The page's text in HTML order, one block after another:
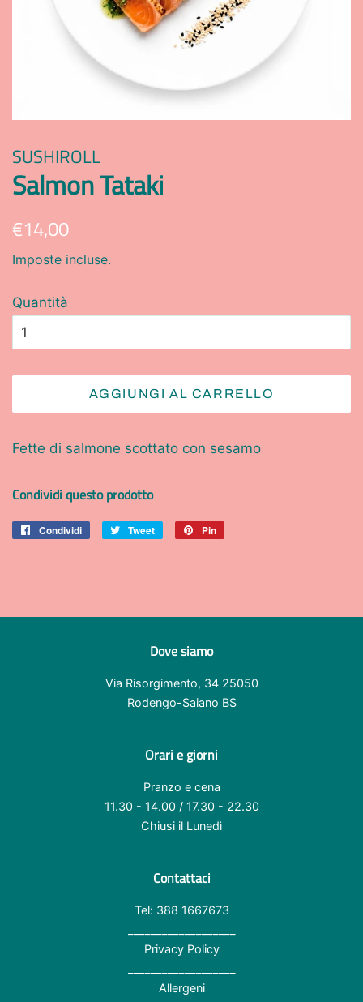
SUSHIROLL
Salmon Tataki
Prezzo
listino
€14,00
Imposte incluse.
Quantità
AGGIUNGI AL CARRELLO
Fette di salmone scottato con sesamo
Condividi questo prodotto
Condividi
CondividiTweet
Twitta
Pin
Dove siamo
Via Risorgimento, 34 25050
Rodengo-Saiano BS
Orari e giorni
Pranzo e cena
11.30 - 14.00 / 17.30 - 22.30
Chiusi il Lunedì
Contattaci
Tel: 388 1667673
Privacy Policy
Allergeni